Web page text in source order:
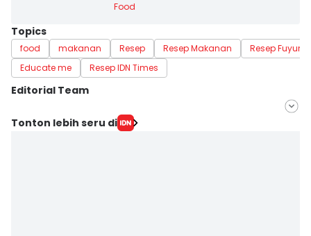
Food
Topics
food makanan Resep Resep Makanan
Resep
Educate me
Resep IDN Times
Editorial Team
Editor
Tonton lebih seru di